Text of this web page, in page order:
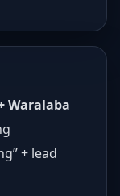
Waralaba
+ lead